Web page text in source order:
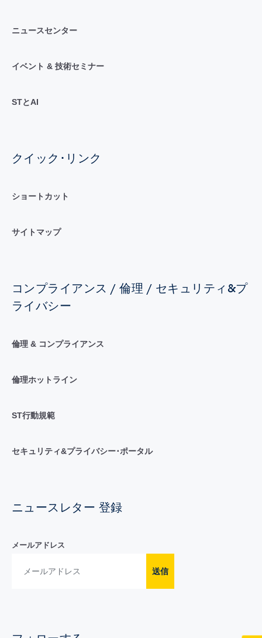
ニュースセンター
イベント & 技術セミナー
STとAI
クイック･リンク
ショートカット
サイトマップ
コンプライアンス / 倫理 / セキュリティ&プ
ライバシー
倫理 & コンプライアンス
倫理ホットライン
ST行動規範
セキュリティ&プライバシー･ポータル
ニュースレター 登録
メールアドレス
送信